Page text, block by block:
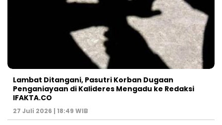
Lambat Ditangani, Pasutri Korban Dugaan
Penganiayaan di Kalideres Mengadu ke Redaksi
IFAKTA.CO
27 Juli 2026 | 18:49 WIB